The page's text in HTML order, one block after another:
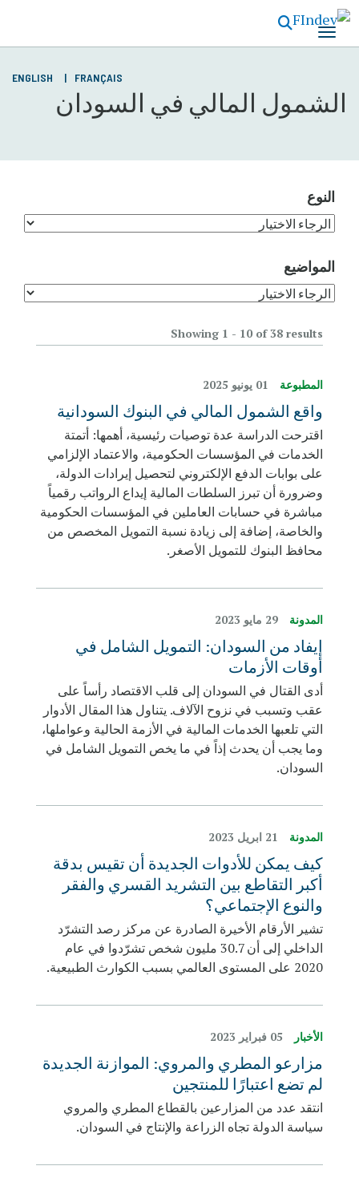
FRANÇAIS
ENGLISH
الشمول المالي في السودان
النوع
المواضيع
Showing 1 - 10 of 38 results
المطبوعة 01 يونيو 2025
واقع الشمول المالي في البنوك السودانية
اقترحت الدراسة عدة توصيات رئيسية، أهمها: أتمتة
الخدمات في المؤسسات الحكومية، والاعتماد الإلزامي
على بوابات الدفع الإلكتروني لتحصيل إيرادات الدولة،
وضرورة أن تبرز السلطات المالية إيداع الرواتب رقمياً
مباشرة في حسابات العاملين في المؤسسات الحكومية
والخاصة، إضافة إلى زيادة نسبة التمويل المخصص من
محافظ البنوك للتمويل الأصغر.
المدونة 29 مايو 2023
إيفاد من السودان: التمويل الشامل في
أوقات الأزمات
أدى القتال في السودان إلى قلب الاقتصاد رأساً على
عقب وتسبب في نزوح الآلاف. يتناول هذا المقال الأدوار
التي تلعبها الخدمات المالية في الأزمة الحالية وعواملها،
وما يجب أن يحدث إذاً في ما يخص التمويل الشامل في
السودان.
المدونة 21 ابريل 2023
كيف يمكن للأدوات الجديدة أن تقيس بدقة
أكبر التقاطع بين التشريد القسري والفقر
والنوع الإجتماعي؟
تشير الأرقام الأخيرة الصادرة عن مركز رصد التشرّد
الداخلي إلى أن 30.7 مليون شخص تشرّدوا في عام
2020 على المستوى العالمي بسبب الكوارث الطبيعية.
الأخبار 05 فبراير 2023
مزارعو المطري والمروي: الموازنة الجديدة
لم تضع اعتبارًا للمنتجين
انتقد عدد من المزارعين بالقطاع المطري والمروي
سياسة الدولة تجاه الزراعة والإنتاج في السودان.